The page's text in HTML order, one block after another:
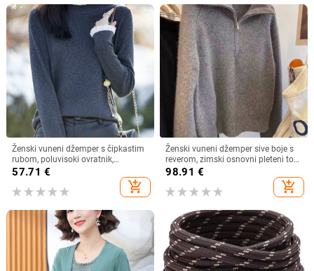
Ženski vuneni džemper s čipkastim
rubom, poluvisoki ovratnik,
jednobojan, laskav kroj, pleteni
57.71 €
add_shopping_cart
Ženski vuneni džemper sive boje s
reverom, zimski osnovni pleteni top,
debeli pleteni
98.91 €
add_shopping_cart